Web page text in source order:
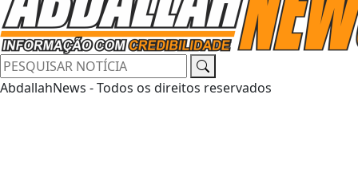
AbdallahNews - Todos os direitos reservados